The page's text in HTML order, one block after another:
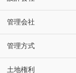
管理会社
管理方式
土地権利